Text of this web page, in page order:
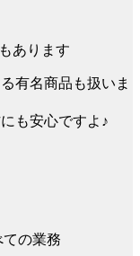
あります
有名商品も扱いま
も安心ですよ♪
の業務